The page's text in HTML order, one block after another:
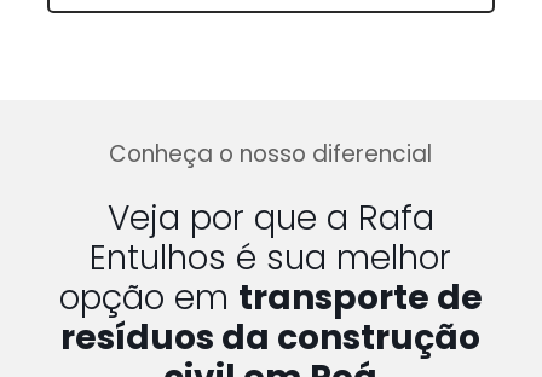
Conheça o nosso diferencial
Veja por que a Rafa
Entulhos é sua melhor
opção em transporte de
resíduos da construção